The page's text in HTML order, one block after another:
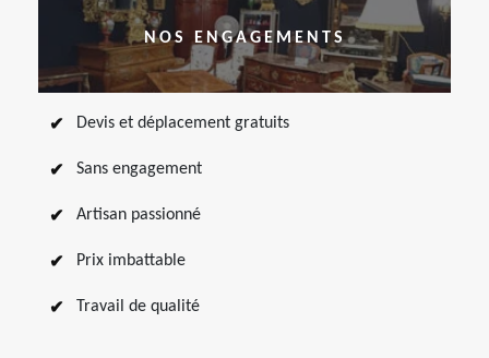
NOS ENGAGEMENTS
Devis et déplacement gratuits
Sans engagement
Artisan passionné
Prix imbattable
Travail de qualité